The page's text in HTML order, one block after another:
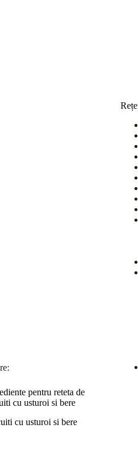
pentru reteta de
cu usturoi si bere
cu usturoi si bere